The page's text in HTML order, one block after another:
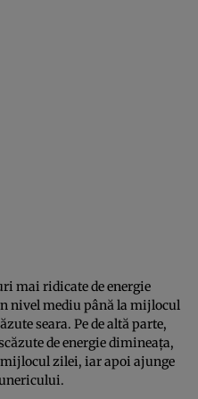
mai ridicate de energie
nivel mediu până la mijlocul
seara. Pe de altă parte,
de energie dimineața,
zilei, iar apoi ajunge